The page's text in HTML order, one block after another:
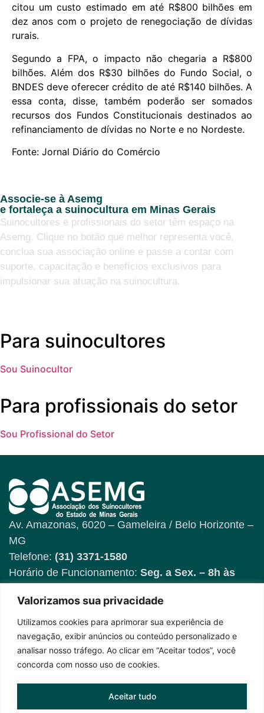
Valorizamos sua privacidade
Utilizamos cookies para aprimorar sua experiência de
navegação, exibir anúncios ou conteúdo personalizado e
analisar nosso tráfego. Ao clicar em “Aceitar todos”, você
concorda com nosso uso de cookies.
Aceitar tudo
citou um custo estimado em até R$800 bilhões em
dez anos com o projeto de renegociação de dívidas
rurais.
Segundo a FPA, o impacto não chegaria a R$800
bilhões. Além dos R$30 bilhões do Fundo Social, o
BNDES deve oferecer crédito de até R$140 bilhões. A
essa conta, disse, também poderão ser somados
recursos dos Fundos Constitucionais destinados ao
refinanciamento de dívidas no Norte e no Nordeste.
Fonte: Jornal Diário do Comércio
Associe-se à Asemg
e fortaleça a suinocultura em Minas Gerais
Suinocultores e profissionais do setor têm espaço na
Asemg. Clique no botão que melhor representa você,
conclua sua associação online e passe a contar com
suporte, capacitação e benefícios exclusivos para
impulsionar sua atuação na suinocultura.
Para suinocultores
Sou Suinocultor
Para profissionais do setor
Sou Profissional do Setor
Av. Amazonas, 6020 – Gameleira / Belo Horizonte –
MG
Telefone: (31) 3371-1580
Horário de Funcionamento: Seg. a Sex. – 8h às
Fique por dentro das
novidades